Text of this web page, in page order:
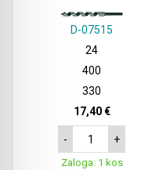
D-07515
24
400
330
17,40 €
- +
Zaloga: 1 kos